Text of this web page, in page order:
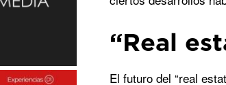
“Real
El futuro del “real